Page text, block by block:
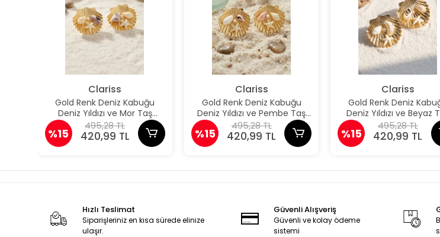
Clariss
Gold Renk Deniz Kabuğu
Deniz Yıldızı ve Mor Taş
Detaylı Küpe
%15
495,28 TL
420,99 TL
Clariss
Gold Renk Deniz Kabuğu
Deniz Yıldızı ve Pembe Taş
Detaylı Küpe
%15
495,28 TL
420,99 TL
Clariss
Gold Renk Deniz
Deniz Yıldızı ve Beyaz
Detaylı Küpe
%15
495,28 TL
420,99 TL
Hızlı Teslimat
Siparişleriniz en kısa sürede elinize
ulaşır.
Güvenli Alışveriş
Güvenli ve kolay ödeme
sistemi